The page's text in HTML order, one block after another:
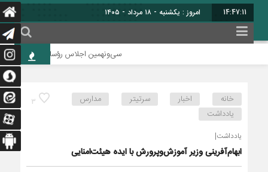
14:47:11 امروز : یکشنبه - ۱۸ مرداد - ۱۴۰۵
سی‌ونهمین اجلاس رؤسای آموزش و پرورش
3 خانه اخبار سرتیتر
مدارس
یادداشت
یادداشت|
ابهام‌آفرینی وزیر آموزش‌وپرورش با ایده هیئت‌امنایی